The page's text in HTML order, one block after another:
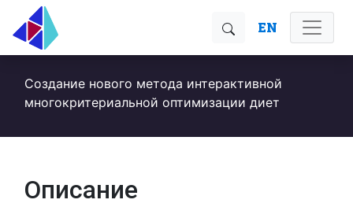
EN
Создание нового метода интерактивной
многокритериальной оптимизации диет
Описание